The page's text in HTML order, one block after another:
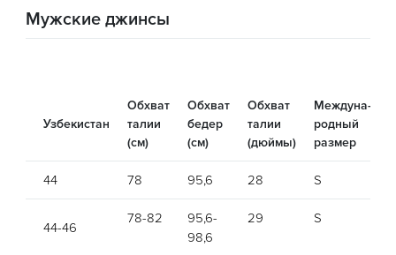
Мужские джинсы
Узбекистан
Обхват
талии
(см)
Обхват
бедер
(см)
Обхват
талии
(дюймы)
Междуна-
родный
размер
44 78 95,6 28 S
44-46
78-82
95,6-
98,6
29 S